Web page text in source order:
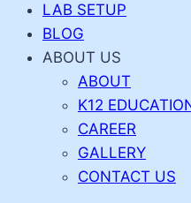
LAB SETUP
BLOG
ABOUT US
ABOUT
K12
CAREER
GALLERY
CONTACT US